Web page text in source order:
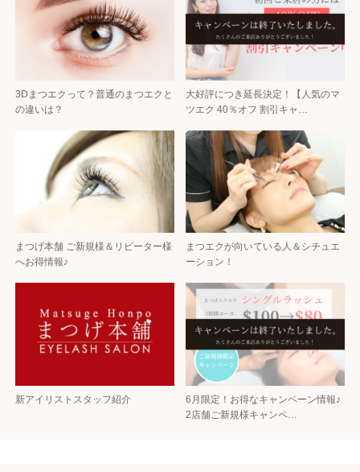
3Dまつエクって？普通のまつエクと
の違いは？
大好評につき延長決定！【人気のマ
ツエク 40％オフ 割引キャ…
まつげ本舗 ご新規様＆リピーター様
へお得情報♪
まつエクが向いている人＆シチュエ
ーション！
新アイリストスタッフ紹介
6月限定！お得なキャンペーン情報♪
2店舗ご新規様キャンペ…